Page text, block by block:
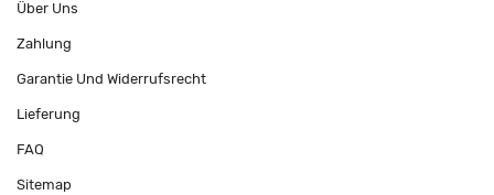
Über Uns
Zahlung
Garantie Und Widerrufsrecht
Lieferung
FAQ
Sitemap